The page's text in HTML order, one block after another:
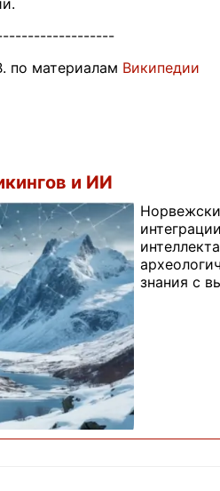
по материалам Википедии
и ИИ
знания с